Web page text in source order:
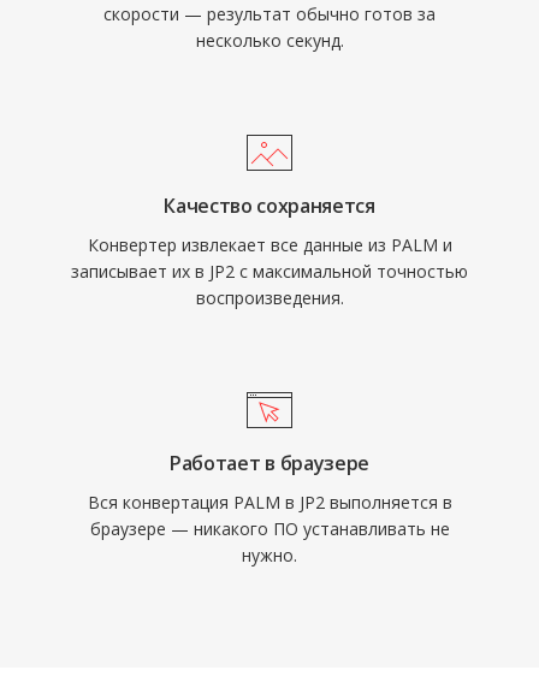
скорости — результат обычно готов за
несколько секунд.
Качество сохраняется
Конвертер извлекает все данные из PALM и
записывает их в JP2 с максимальной точностью
воспроизведения.
Работает в браузере
Вся конвертация PALM в JP2 выполняется в
браузере — никакого ПО устанавливать не
нужно.